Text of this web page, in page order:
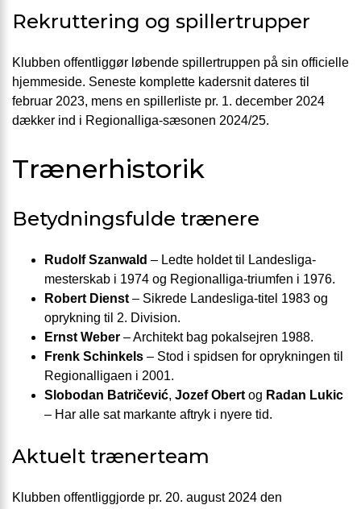
Rekruttering og spillertrupper
Klubben offentliggør løbende spillertruppen på sin officielle
hjemmeside. Seneste komplette kadersnit dateres til
februar 2023, mens en spillerliste pr. 1. december 2024
dækker ind i Regionalliga-sæsonen 2024/25.
Trænerhistorik
Betydningsfulde trænere
Rudolf Szanwald – Ledte holdet til Landesliga-
mesterskab i 1974 og Regionalliga-triumfen i 1976.
Robert Dienst – Sikrede Landesliga-titel 1983 og
oprykning til 2. Division.
Ernst Weber – Architekt bag pokalsejren 1988.
Frenk Schinkels – Stod i spidsen for oprykningen til
Regionalligaen i 2001.
Slobodan Batričević, Jozef Obert og Radan Lukic
– Har alle sat markante aftryk i nyere tid.
Aktuelt trænerteam
Klubben offentliggjorde pr. 20. august 2024 den